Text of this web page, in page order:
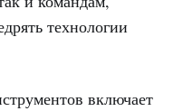
технологии
включает